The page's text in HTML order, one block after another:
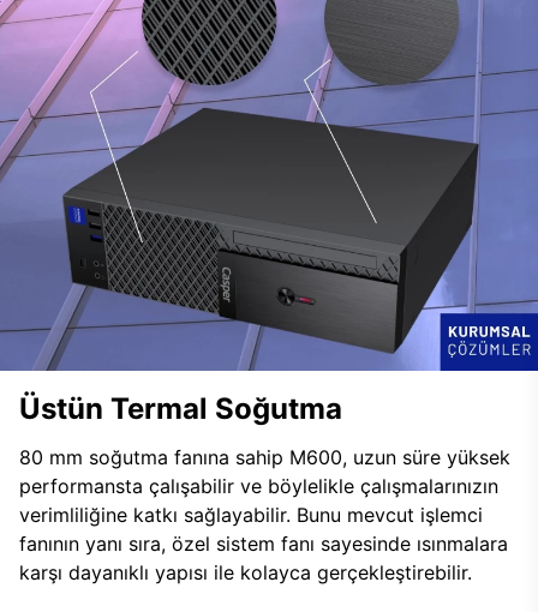
Üstün Termal Soğutma
80 mm soğutma fanına sahip M600, uzun süre yüksek
performansta çalışabilir ve böylelikle çalışmalarınızın
verimliliğine katkı sağlayabilir. Bunu mevcut işlemci
fanının yanı sıra, özel sistem fanı sayesinde ısınmalara
karşı dayanıklı yapısı ile kolayca gerçekleştirebilir.